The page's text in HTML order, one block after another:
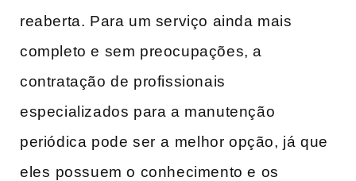
reaberta. Para um serviço ainda mais
completo e sem ​preocupações, a
contratação de profissionais
especializados ​para a manutenção
periódica pode ​ser ⁣a⁢ melhor opção, já que‍
eles ⁣possuem o conhecimento e os